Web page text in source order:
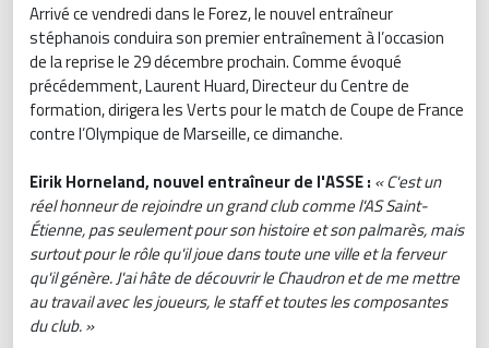
Arrivé ce vendredi dans le Forez, le nouvel entraîneur
stéphanois conduira son premier entraînement à l’occasion
de la reprise le 29 décembre prochain. Comme évoqué
précédemment, Laurent Huard, Directeur du Centre de
formation, dirigera les Verts pour le match de Coupe de France
contre l’Olympique de Marseille, ce dimanche.
Eirik Horneland, nouvel entraîneur de l'ASSE : « C'est un
réel honneur de rejoindre un grand club comme l'AS Saint-
Étienne, pas seulement pour son histoire et son palmarès, mais
surtout pour le rôle qu'il joue dans toute une ville et la ferveur
qu'il génère. J'ai hâte de découvrir le Chaudron et de me mettre
au travail avec les joueurs, le staff et toutes les composantes
du club. »